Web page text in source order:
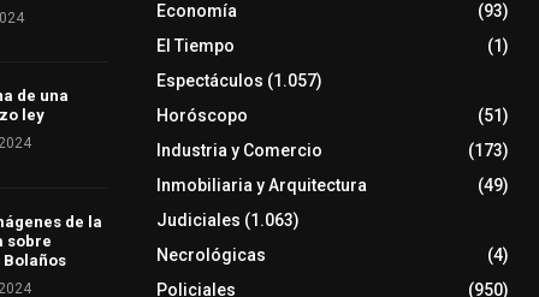
de una
ley
de la
sobre
Bolaños
Economía
(93)
El Tiempo
(1)
Espectáculos (1.057)
Horóscopo
(51)
Industria y Comercio
(173)
Inmobiliaria y Arquitectura
(49)
Judiciales (1.063)
Necrológicas
(4)
Policiales
(950)